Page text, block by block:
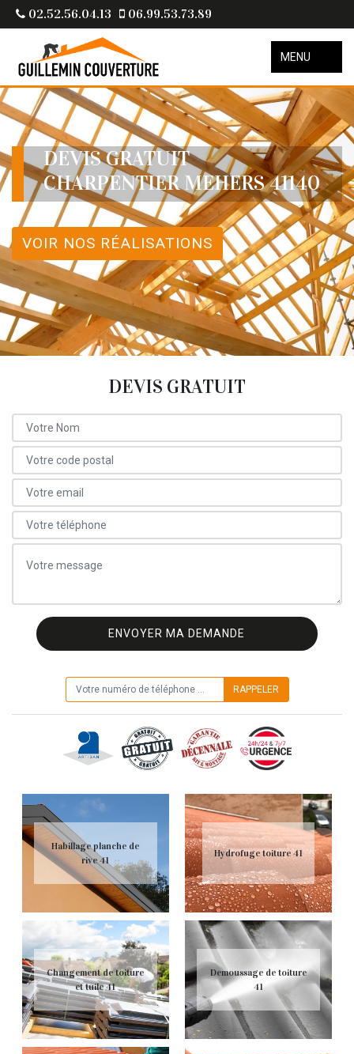
02.52.56.04.13 06.99.53.73.89
MENU
DEVIS GRATUIT
CHARPENTIER MEHERS 41140
VOIR NOS RÉALISATIONS
DEVIS GRATUIT
Habillage planche de
rive 41
Hydrofuge toiture 41
Changement de toiture
et tuile 41
Demoussage de toiture
41